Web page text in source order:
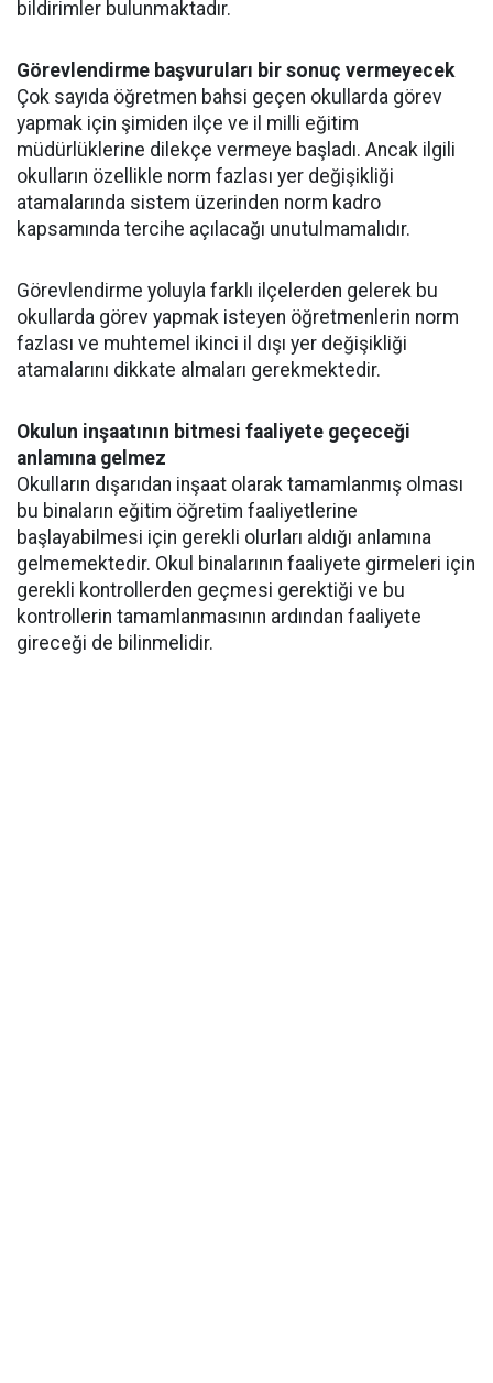
bildirimler bulunmaktadır.
Görevlendirme başvuruları bir sonuç vermeyecek
Çok sayıda öğretmen bahsi geçen okullarda görev
yapmak için şimiden ilçe ve il milli eğitim
müdürlüklerine dilekçe vermeye başladı. Ancak ilgili
okulların özellikle norm fazlası yer değişikliği
atamalarında sistem üzerinden norm kadro
kapsamında tercihe açılacağı unutulmamalıdır.
Görevlendirme yoluyla farklı ilçelerden gelerek bu
okullarda görev yapmak isteyen öğretmenlerin norm
fazlası ve muhtemel ikinci il dışı yer değişikliği
atamalarını dikkate almaları gerekmektedir.
Okulun inşaatının bitmesi faaliyete geçeceği
anlamına gelmez
Okulların dışarıdan inşaat olarak tamamlanmış olması
bu binaların eğitim öğretim faaliyetlerine
başlayabilmesi için gerekli olurları aldığı anlamına
gelmemektedir. Okul binalarının faaliyete girmeleri için
gerekli kontrollerden geçmesi gerektiği ve bu
kontrollerin tamamlanmasının ardından faaliyete
gireceği de bilinmelidir.